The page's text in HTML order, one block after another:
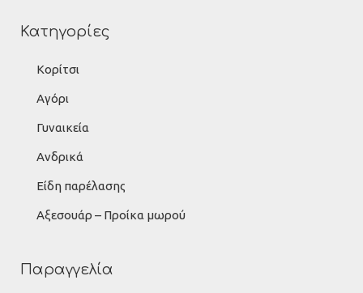
Κατηγορίες
Κορίτσι
Αγόρι
Γυναικεία
Ανδρικά
Είδη παρέλασης
Αξεσουάρ – Προίκα μωρού
Παραγγελία